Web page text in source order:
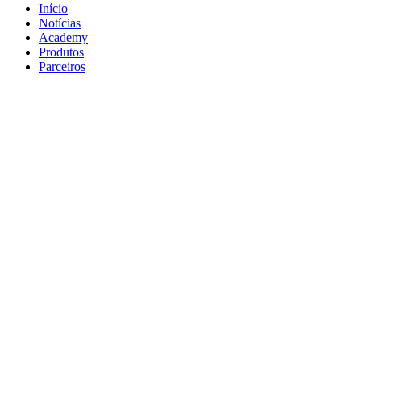
Início
Notícias
Academy
Produtos
Parceiros